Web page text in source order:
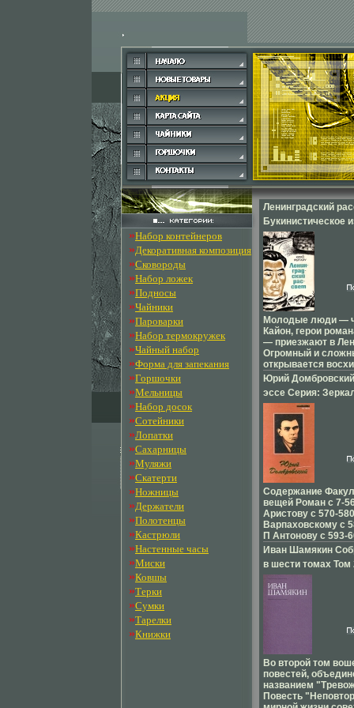
»Набор контейнеров
»Декоративная композиция
»Сковороды
»Набор ложек
»Подносы
»Чайники
»Пароварки
»Набор термокружек
»Чайный набор
»Форма для запекания
»Горшочки
»Мельницы
»Набор досок
»Сотейники
»Лопатки
»Сахарницы
»Муляжи
»Скатерти
»Ножницы
»Держатели
»Полотенцы
»Кастрюли
»Настенные часы
»Миски
»Ковшы
»Терки
»Сумки
»Тарелки
»Книжки
Ленинградский
Букинистическое
Сохранность:
Издательства:
Москва,
Ленинградское
Суперобложка,
экз Формат:
мм) инфо 12783p.
Молодые люди —
Кайон, герои
— приезжают в
Огромный и
открывается
юношей, входящих
большого города,
стубцнптдентов, в
прославленного в
университета
простодушным
кажется
подчас
знаний
преодолеть все
выбранной ими
Авторвемшы Юрий
Юрий
эссе Серия:
13065p.
Содержание
вещей Роман c 7-
Аристову c 570-
Варпаховскому c
П Антонову c 593-
мелкого хулигана
604-655
Статья c 656-664
Юрий
Домбровский
Высшие
был впервые
Казахстан В
работал научным .
Иван Шамякин
в шести томах
шести томах инфо
Во второй том
повестей,
названием
Повесть